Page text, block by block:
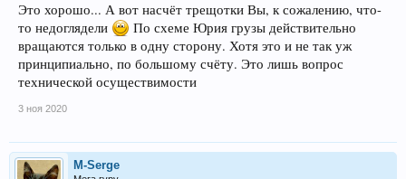
Это хорошо... А вот насчёт трещотки Вы, к сожалению, что-
то недоглядели
По схеме Юрия грузы действительно
вращаются только в одну сторону. Хотя это и не так уж
принципиально, по большому счёту. Это лишь вопрос
технической осуществимости
3 ноя 2020
M-Serge